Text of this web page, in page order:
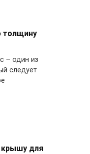
толщину
– один из
следует
для